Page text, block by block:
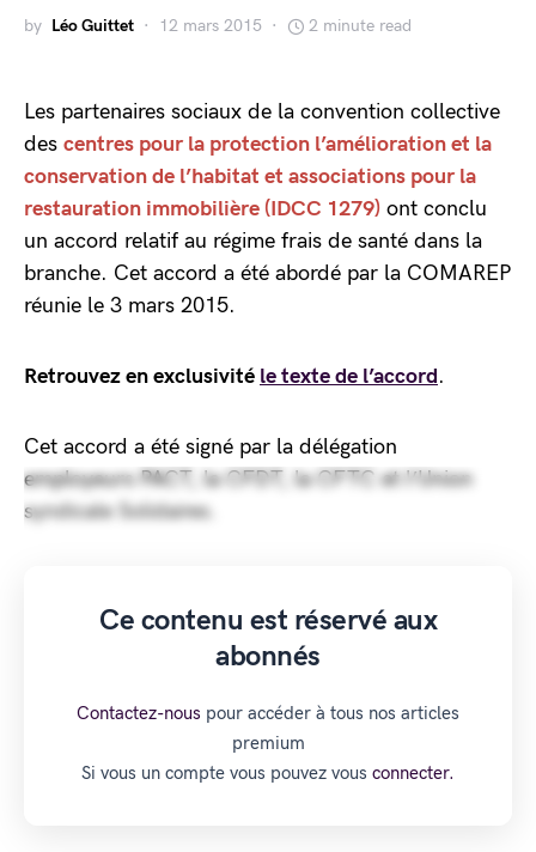
by Léo Guittet 12 mars 2015 2 minute read
Les partenaires sociaux de la convention collective
des centres pour la protection l’amélioration et la
conservation de l’habitat et associations pour la
restauration immobilière (IDCC 1279) ont conclu
un accord relatif au régime frais de santé dans la
branche. Cet accord a été abordé par la COMAREP
réunie le 3 mars 2015.
Retrouvez en exclusivité le texte de l’accord.
Cet accord a été signé par la délégation
employeurs PACT, la CFDT, la CFTC et l’Union
syndicale Solidaires.
Ce contenu est réservé aux
abonnés
Contactez-nous pour accéder à tous nos articles
premium
Si vous un compte vous pouvez vous connecter.